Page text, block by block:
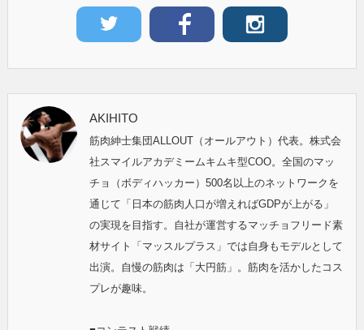
AKIHITO
筋肉紳士集団ALLOUT（オールアウト）代表。株式会
社スマイルアカデミームキムキ型COO。全国のマッ
チョ（ボディハッカー）500名以上のネットワークを
通じて「日本の筋肉人口が増えればGDPが上がる」
の実現を目指す。自社が運営するマッチョフリード素
材サイト「マッスルプラス」では自身もモデルとして
出演。自慢の筋肉は「大円筋」。筋肉を活かしたコス
プレが趣味。